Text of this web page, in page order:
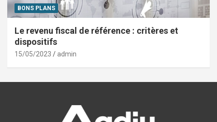
BONS PLANS
Le revenu fiscal de référence : critères et
dispositifs
15/05/2023 admin